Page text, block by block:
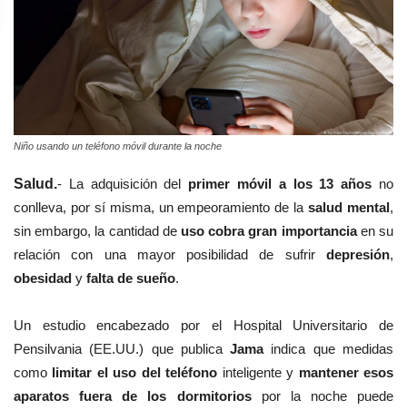
Niño usando un teléfono móvil durante la noche
Salud.- La adquisición del primer móvil a los 13 años no
conlleva, por sí misma, un empeoramiento de lasalud mental,
sin embargo, la cantidad de uso cobra gran importanciaen su
relación con una mayor posibilidad de sufrir depresión,
obesidad y falta de sueño.
Un estudio encabezado por el Hospital Universitario de
Pensilvania (EE.UU.) que publicaJama indica que medidas
como limitar el uso del teléfono inteligente y mantener esos
aparatos fuera de los dormitorios por la noche puede